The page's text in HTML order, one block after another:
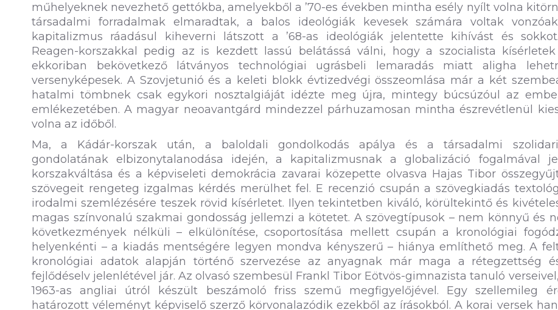
műhelyeknek nevezhető gettókba, amelyekből a ’70-es években mintha esély nyílt volna
társadalmi forradalmak elmaradtak, a balos ideológiák kevesek számára voltak
kapitalizmus ráadásul kiheverni látszott a ’68-as ideológiák jelentette kihívást és
Reagen-korszakkal pedig az is kezdett lassú belátássá válni, hogy a szocialista
ekkoriban bekövetkező látványos technológiai ugrásbeli lemaradás miatt aligha
versenyképesek. A Szovjetunió és a keleti blokk évtizedvégi összeomlása már a két
hatalmi tömbnek csak egykori nosztalgiáját idézte meg újra, mintegy búcsúzóul az
emlékezetében. A magyar neoavantgárd mindezzel párhuzamosan mintha észrevétlenül
volna az időből.
Ma, a Kádár-korszak után, a baloldali gondolkodás apálya és a társadalmi
gondolatának elbizonytalanodása idején, a kapitalizmusnak a globalizáció fogalmával
korszakváltása és a képviseleti demokrácia zavarai közepette olvasva Hajas Tibor
szövegeit rengeteg izgalmas kérdés merülhet fel. E recenzió csupán a szövegkiadás
irodalmi szemlézésére teszek rövid kísérletet. Ilyen tekintetben kiváló, körültekintő és
magas színvonalú szakmai gondosság jellemzi a kötetet. A szövegtípusok – nem könnyű és
következmények nélküli – elkülönítése, csoportosítása mellett csupán a kronológiai
helyenkénti – a kiadás mentségére legyen mondva kényszerű – hiánya említhető meg. A
kronológiai adatok alapján történő szervezése az anyagnak már maga a rétegzettség
fejlődéselv jelenlétével jár. Az olvasó szembesül Frankl Tibor Eötvös-gimnazista tanuló
1963-as angliai útról készült beszámoló friss szemű megfigyelőjével. Egy szellemileg
határozott véleményt képviselő szerző körvonalazódik ezekből az írásokból. A korai versek